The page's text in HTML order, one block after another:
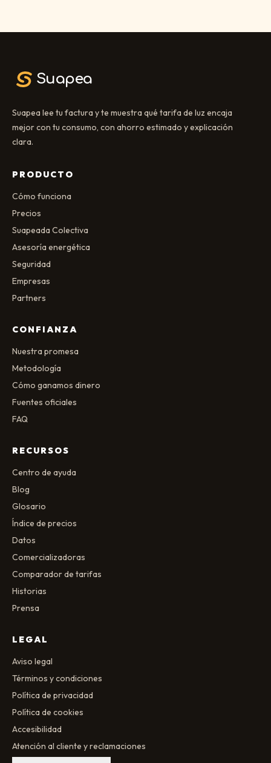
Suapea
Suapea lee tu factura y te muestra qué tarifa de luz encaja
mejor con tu consumo, con ahorro estimado y explicación
clara.
PRODUCTO
Cómo funciona
Precios
Suapeada Colectiva
Asesoría energética
Seguridad
Empresas
Partners
CONFIANZA
Nuestra promesa
Metodología
Cómo ganamos dinero
Fuentes oficiales
FAQ
RECURSOS
Centro de ayuda
Blog
Glosario
Índice de precios
Datos
Comercializadoras
Comparador de tarifas
Historias
Prensa
LEGAL
Aviso legal
Términos y condiciones
Política de privacidad
Política de cookies
Accesibilidad
Atención al cliente y reclamaciones